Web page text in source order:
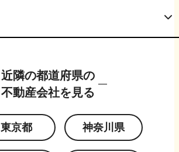
近隣の都道府県の
不動産会社を見る
東京都 神奈川県